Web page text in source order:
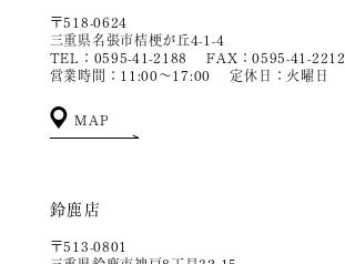
〒518-0624
三重県名張市桔梗が丘4-1-4
TEL：0595-41-2188
FAX：0595-41-2212
営業時間：11:00～17:00
定休日：火曜日
MAP
鈴鹿店
〒513-0801